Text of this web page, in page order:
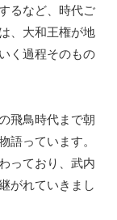
るなど、時代ご
、大和王権が地
く過程そのもの
飛鳥時代まで朝
語っています。
っており、武内
がれていきまし